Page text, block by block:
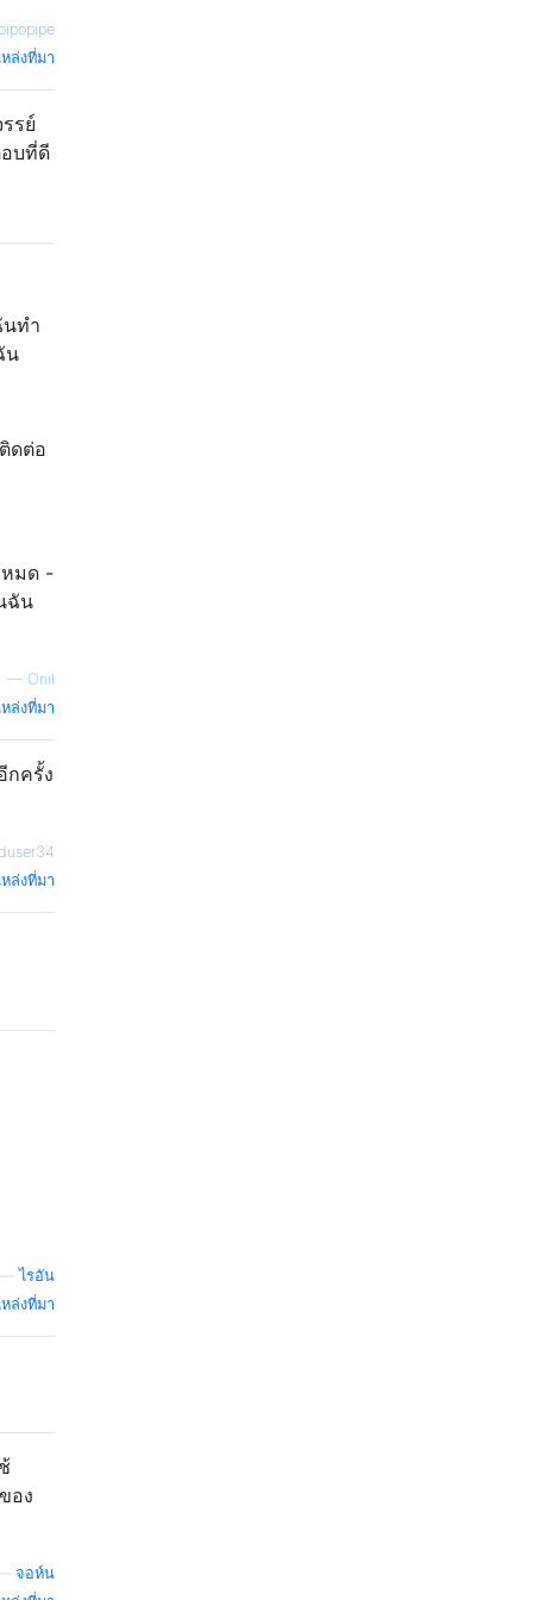
ล่งที่มา
รย์
อบที่ดี
ทำ
น
ดต่อ
หมด -
ฉัน
— Onil
ล่งที่มา
กครั้ง
ล่งที่มา
—ไรอัน
ล่งที่มา
อง
จอห์น